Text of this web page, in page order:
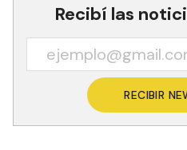
Recibí las
RECIBIR